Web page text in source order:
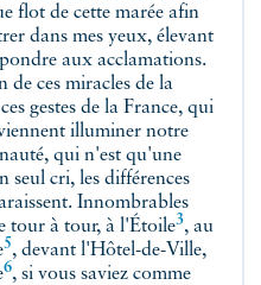
flot de cette marée afin
dans mes yeux, élevant
aux acclamations.
de ces miracles de la
gestes de la France, qui
illuminer notre
qui n'est qu'une
seul cri, les différences
Innombrables
tour à tour, à l'Étoile3, au
5, devant l'Hôtel-de-Ville,
6, si vous saviez comme